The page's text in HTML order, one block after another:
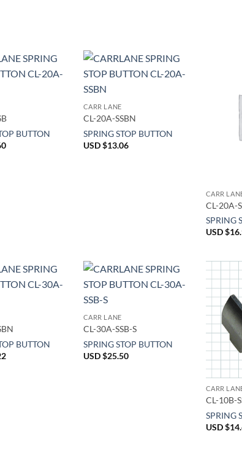
BUTTON
CARR LANE
CL-20A-SSBN
SPRING STOP BUTTON
USD $13.06
CARR
CL-20A-
SPRING
USD $
BUTTON
CARR LANE
CL-30A-SSB-S
SPRING STOP BUTTON
USD $25.50
CARR
CL-10B-
SPRING
USD $